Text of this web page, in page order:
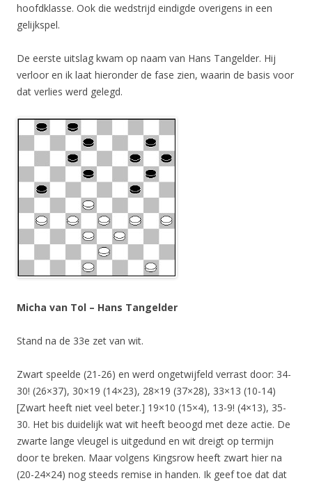
hoofdklasse. Ook die wedstrijd eindigde overigens in een
gelijkspel.
De eerste uitslag kwam op naam van Hans Tangelder. Hij
verloor en ik laat hieronder de fase zien, waarin de basis voor
dat verlies werd gelegd.
Micha van Tol – Hans Tangelder
Stand na de 33e zet van wit.
Zwart speelde (21-26) en werd ongetwijfeld verrast door: 34-
30! (26×37), 30×19 (14×23), 28×19 (37×28), 33×13 (10-14)
[Zwart heeft niet veel beter.] 19×10 (15×4), 13-9! (4×13), 35-
30. Het bis duidelijk wat wit heeft beoogd met deze actie. De
zwarte lange vleugel is uitgedund en wit dreigt op termijn
door te breken. Maar volgens Kingsrow heeft zwart hier na
(20-24×24) nog steeds remise in handen. Ik geef toe dat dat